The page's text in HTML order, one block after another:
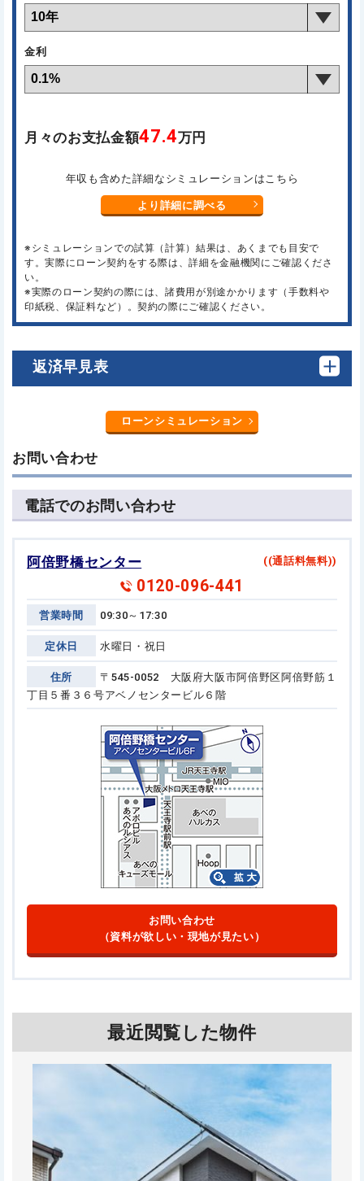
金利
月々のお支払金額47.4万円
年収も含めた詳細なシミュレーションはこちら
より詳細に調べる
※シミュレーションでの試算（計算）結果は、あくまでも目安で
す。実際にローン契約をする際は、詳細を金融機関にご確認くださ
い。
※実際のローン契約の際には、諸費用が別途かかります（手数料や
印紙税、保証料など）。契約の際にご確認ください。
返済早見表
ローンシミュレーション
お問い合わせ
電話でのお問い合わせ
阿倍野橋センター ((通話料無料))
0120-096-441
営業時間 09:30～17:30
定休日 水曜日・祝日
住所
〒545-0052 大阪府大阪市阿倍野区阿倍野筋１
丁目５番３６号アベノセンタービル６階
お問い合わせ
（資料が欲しい・現地が見たい）
最近閲覧した物件